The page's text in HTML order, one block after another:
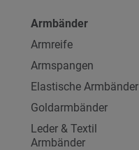
Armbänder
Armreife
Armspangen
Elastische Armbänder
Goldarmbänder
Leder & Textil
Armbänder